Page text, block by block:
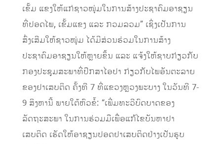
ເຂັ້ມ ແຂງໃຫ້ແກ່ຊາວໜຸ່ມໃນການສ້າງປະຊາຄົມອາຊຽນ
ທີ່ປອດໄພ, ເຂັ້ມແຂງ ແລະ ກວມລວມ” ເຊິ່ງເປັນການ
ສົ່ງເສີມໃຫ້ຊາວໜຸ່ມ ໄດ້ມີສ່ວນຮ່ວມໃນການສ້າງ
ປະຊາຄົມອາຊຽນໃຫ້ຫຼາຍຂຶ້ນ ແລະ ແຈ້ງໃຫ້ຊາບກ່ຽວກັບ
ກອງປະຊຸມສະພາທີ່ປຶກສາໄອປາ ກ່ຽວກັບໄພອັນຕະລາຍ
ຂອງຢາເສບຕິດ ຄັ້ງທີ 7 ທີ່ແຂວງຫຼວງພະບາງ ໃນວັນທີ 7-
9 ສິງຫານີ້ ພາຍໃຕ້ຫົວຂໍ້: “ເພີ່ມທະວີບົດບາດຂອງ
ລັດຖະສະພາ ໃນການຮ່ວມມືເພື່ອແກ້ໄຂບັນຫາຢາ
ເສບຕິດ ເຮັດໃຫ້ອາຊຽນປອດຢາເສບຕິດຢ່າງເປັນຮູບ